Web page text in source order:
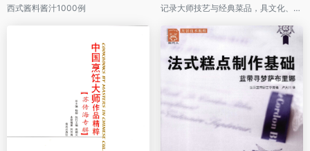
西式酱料酱汁1000例 记录大师技艺与经典菜品，具文化、实用及收藏价值